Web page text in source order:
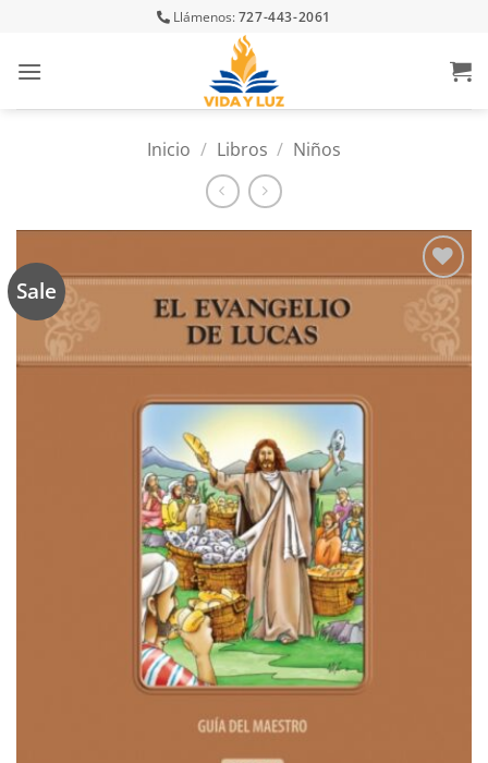
content
Llámenos:727-443-2061
Inicio / Libros / Niños
Sale
Añadir
a la
lista
de